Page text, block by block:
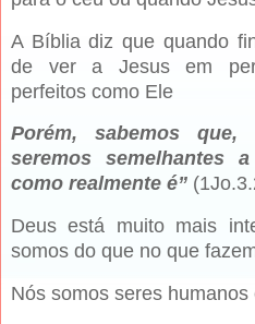
A Bíblia diz que quando
de ver a Jesus em
perfeitos como Ele
Porém, sabemos que,
seremos semelhantes
como realmente é”
Deus está muito mais
somos do que no que
Nós somos seres